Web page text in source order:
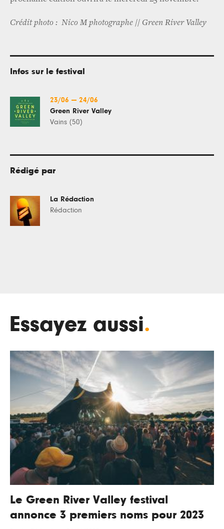
Crédit photo : Nico M photographe // Green River Valley
Infos sur le festival
23/06 — 24/06
Green River Valley
Vains (50)
Rédigé par
La Rédaction
Rédaction
Essayez aussi.
Le Green River Valley festival
annonce 3 premiers noms pour 2023